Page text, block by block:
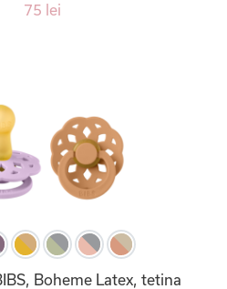
75 lei
Boheme Latex, tetina